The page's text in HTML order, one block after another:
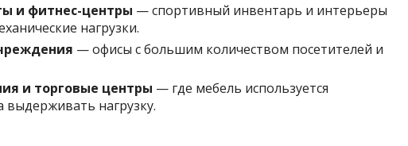
и фитнес-центры — спортивный инвентарь и интерьеры
нагрузки.
— офисы с большим количеством посетителей и
и торговые центры — где мебель используется
нагрузку.